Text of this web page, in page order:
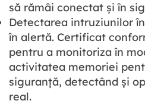
să rămâi conectat și în
Detectarea intruziunilor
în alertă. Certificat
pentru a monitoriza în
activitatea memoriei
siguranță, detectând și
real.